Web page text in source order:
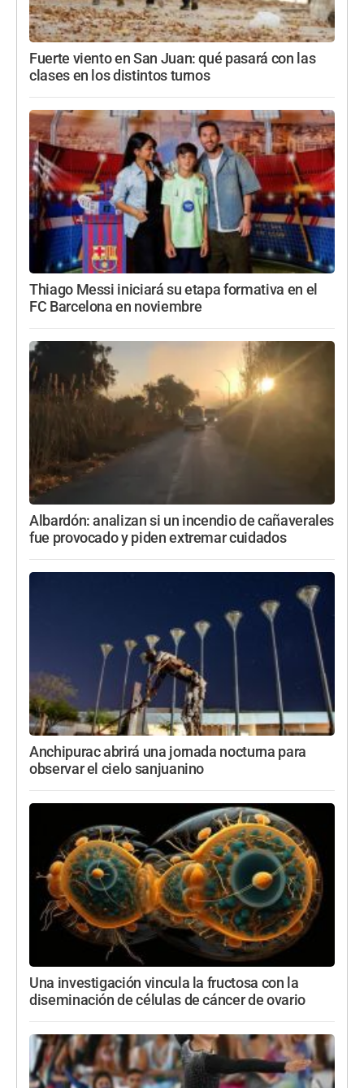
Fuerte viento en San Juan: qué pasará con las
clases en los distintos turnos
Thiago Messi iniciará su etapa formativa en el
FC Barcelona en noviembre
Albardón: analizan si un incendio de cañaverales
fue provocado y piden extremar cuidados
Anchipurac abrirá una jornada nocturna para
observar el cielo sanjuanino
Una investigación vincula la fructosa con la
diseminación de células de cáncer de ovario